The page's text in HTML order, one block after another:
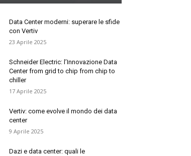
Data Center moderni: superare le sfide
con Vertiv
23 Aprile 2025
Schneider Electric: l’Innovazione Data
Center from grid to chip from chip to
chiller
17 Aprile 2025
Vertiv: come evolve il mondo dei data
center
9 Aprile 2025
Dazi e data center: quali le